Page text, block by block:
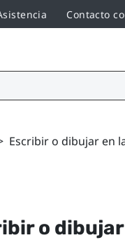
Contacto
Escribir o dibujar en
o